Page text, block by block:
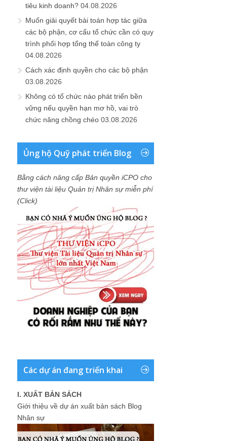
tiêu kinh doanh? 04.08.2026
Muốn giải quyết bài toán hợp tác giữa
các bộ phận, cơ cấu tổ chức cần có quy
trình phối hợp tổng thể toàn công ty
04.08.2026
Cách xác định quyền cho các bộ phận
03.08.2026
Không có tổ chức nào phát triển bền
vững nếu quyền hạn mơ hồ, vai trò
chức năng chồng chéo 03.08.2026
Ủng hộ Quỹ phát triển Blog
Bằng cách nâng cấp Bản quyền iCPO cho
thư viện tài liệu Quản trị Nhân sự miễn phí
(Click)
Các dự án đang triển khai
I. XUẤT BẢN SÁCH
Giới thiệu về dự án xuất bản sách Blog
Nhân sự